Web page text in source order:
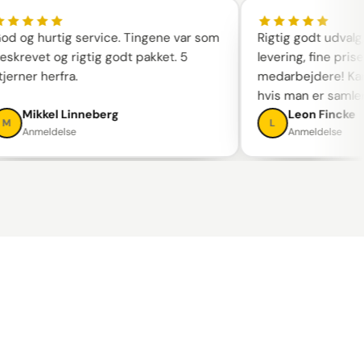
hurtig service. Tingene var som
og rigtig godt pakket. 5
herfra.
Linneberg
Rigtig godt udvalg,
levering, fine priser og
medarbejdere! Kan
hvis man er samler.
Leon Fincke
Anmeldelse